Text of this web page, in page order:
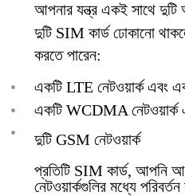
আপনার যন্ত্র একই সাথে দুটি
দুটি SIM কার্ড ঢোকানো
করতে পারেন:
•
একটি LTE নেটওয়ার্ক এবং
•
একটি WCDMA নেটওয়ার্ক
•
দুটি GSM নেটওয়ার্ক
প্রতিটি SIM কার্ড, আপনি
নেটওয়ার্কগুলির মধ্যে